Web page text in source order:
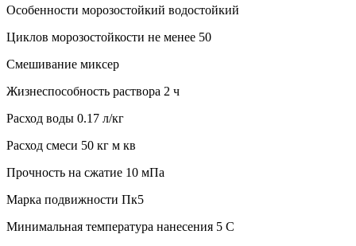
Особенности морозостойкий водостойкий
Циклов морозостойкости не менее 50
Смешивание миксер
Жизнеспособность раствора 2 ч
Расход воды 0.17 л/кг
Расход смеси 50 кг м кв
Прочность на сжатие 10 мПа
Марка подвижности Пк5
Минимальная температура нанесения 5 C